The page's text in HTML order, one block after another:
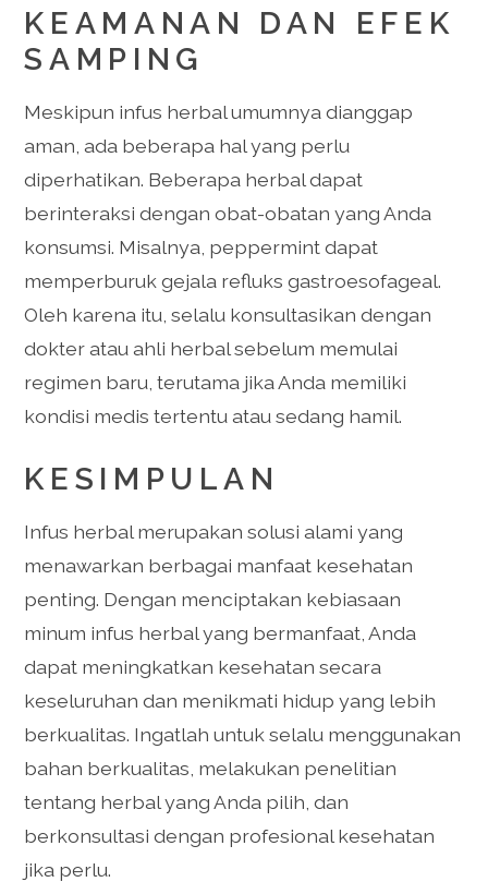
KEAMANAN DAN EFEK
SAMPING
Meskipun infus herbal umumnya dianggap
aman, ada beberapa hal yang perlu
diperhatikan. Beberapa herbal dapat
berinteraksi dengan obat-obatan yang Anda
konsumsi. Misalnya, peppermint dapat
memperburuk gejala refluks gastroesofageal.
Oleh karena itu, selalu konsultasikan dengan
dokter atau ahli herbal sebelum memulai
regimen baru, terutama jika Anda memiliki
kondisi medis tertentu atau sedang hamil.
KESIMPULAN
Infus herbal merupakan solusi alami yang
menawarkan berbagai manfaat kesehatan
penting. Dengan menciptakan kebiasaan
minum infus herbal yang bermanfaat, Anda
dapat meningkatkan kesehatan secara
keseluruhan dan menikmati hidup yang lebih
berkualitas. Ingatlah untuk selalu menggunakan
bahan berkualitas, melakukan penelitian
tentang herbal yang Anda pilih, dan
berkonsultasi dengan profesional kesehatan
jika perlu.